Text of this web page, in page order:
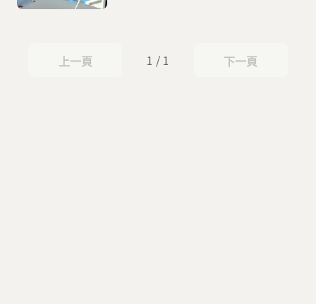
上一頁
上一頁 1 / 1 下一頁
下一頁